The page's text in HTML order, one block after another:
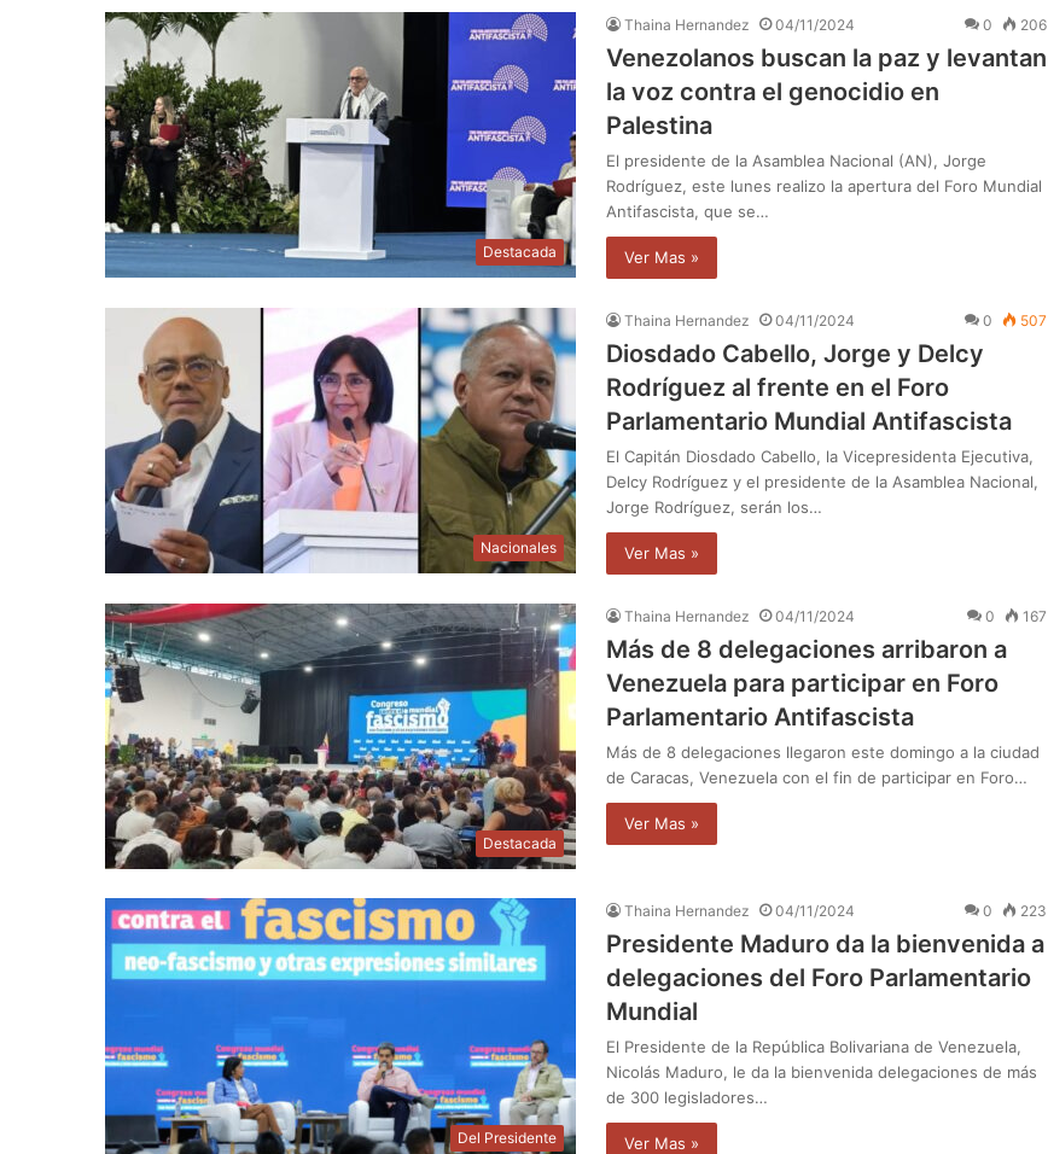
Destacada
Thaina Hernandez 04/11/2024 0 206
Venezolanos buscan la paz y levantan
la voz contra el genocidio en
Palestina
El presidente de la Asamblea Nacional (AN), Jorge
Rodríguez, este lunes realizo la apertura del Foro Mundial
Antifascista, que se…
Ver Mas »
Nacionales
Thaina Hernandez 04/11/2024 0 507
Diosdado Cabello, Jorge y Delcy
Rodríguez al frente en el Foro
Parlamentario Mundial Antifascista
El Capitán Diosdado Cabello, la Vicepresidenta Ejecutiva,
Delcy Rodríguez y el presidente de la Asamblea Nacional,
Jorge Rodríguez, serán los…
Ver Mas »
Destacada
Thaina Hernandez 04/11/2024 0 167
Más de 8 delegaciones arribaron a
Venezuela para participar en Foro
Parlamentario Antifascista
Más de 8 delegaciones llegaron este domingo a la ciudad
de Caracas, Venezuela con el fin de participar en Foro…
Ver Mas »
Del Presidente
Thaina Hernandez 04/11/2024 0 223
Presidente Maduro da la bienvenida a
delegaciones del Foro Parlamentario
Mundial
El Presidente de la República Bolivariana de Venezuela,
Nicolás Maduro, le da la bienvenida delegaciones de más
de 300 legisladores…
Ver Mas »